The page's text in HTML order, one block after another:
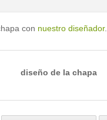
con nuestro diseñador.
diseño de la chapa